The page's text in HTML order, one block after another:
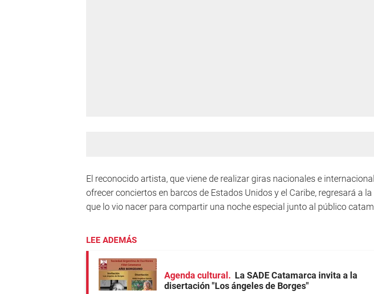
El reconocido artista, que viene de realizar giras nacionales e
ofrecer conciertos en barcos de Estados Unidos y el Caribe, regresará a
que lo vio nacer para compartir una noche especial junto al público
LEE ADEMÁS
Agenda cultural
La SADE Catamarca invita a la
disertación "Los ángeles de Borges"